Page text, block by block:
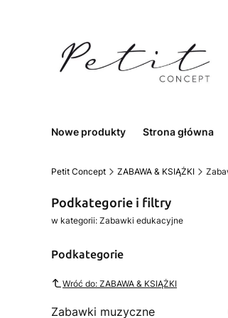
Nowe produkty Strona główna
Petit Concept ZABAWA & KSIĄŻKI
Podkategorie i filtry
w kategorii: Zabawki edukacyjne
Podkategorie
Wróć do: ZABAWA & KSIĄŻKI
Zabawki muzyczne